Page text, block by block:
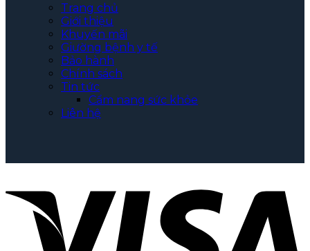
Trang chủ
Giới thiệu
Khuyến mãi
Giường bệnh y tế
Bảo hành
Chính sách
Tin tức
Cẩm nang sức khỏe
Liên hệ